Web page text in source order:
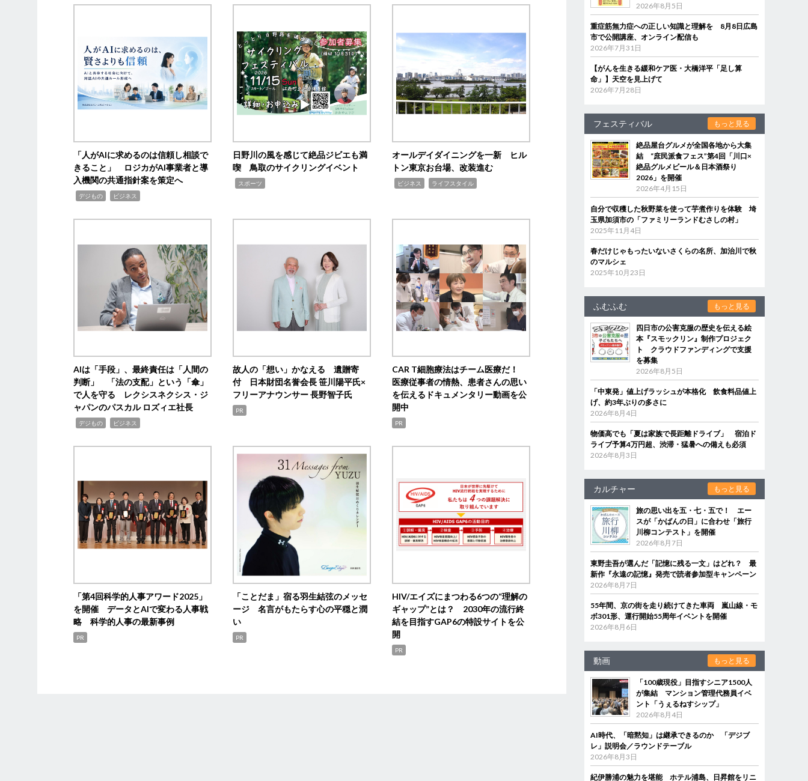
「人がAIに求めるのは信頼し相談で
きること」 ロジカがAI事業者と導
入機関の共通指針案を策定へ
デジもの ビジネス
日野川の風を感じて絶品ジビエも満
喫 鳥取のサイクリングイベント
スポーツ
オールデイダイニングを一新 ヒル
トン東京お台場、改装進む
ビジネス ライフスタイル
AIは「手段」、最終責任は「人間の
判断」 「法の支配」という「傘」
で人を守る レクシスネクシス・ジ
ャパンのパスカル ロズィエ社長
デジもの ビジネス
故人の「想い」かなえる 遺贈寄
付 日本財団名誉会長 笹川陽平氏×
フリーアナウンサー 長野智子氏
PR
CAR T細胞療法はチーム医療だ！
医療従事者の情熱、患者さんの思い
を伝えるドキュメンタリー動画を公
開中
PR
「第4回科学的人事アワード2025」
を開催 データとAIで変わる人事戦
略 科学的人事の最新事例
PR
「ことだま」宿る羽生結弦のメッセ
ージ 名言がもたらす心の平穏と潤
い
PR
HIV/エイズにまつわる6つの“理解の
ギャップ”とは？ 2030年の流行終
結を目指すGAP6の特設サイトを公
開
PR
2026年8月5日
重症筋無力症への正しい知識と理解を 8月8日広島
市で公開講座、オンライン配信も
2026年7月31日
【がんを生きる緩和ケア医・大橋洋平「足し算
命」】天空を見上げて
2026年7月28日
フェスティバル もっと見る
絶品屋台グルメが全国各地から大集
結 “庶民派食フェス”第4回「川口×
絶品グルメビール＆日本酒祭り
2026」を開催
2026年4月15日
自分で収穫した秋野菜を使って芋煮作りを体験 埼
玉県加須市の「ファミリーランドむさしの村」
2025年11月4日
春だけじゃもったいないさくらの名所、加治川で秋
のマルシェ
2025年10月23日
ふむふむ もっと見る
四日市の公害克服の歴史を伝える絵
本『スモックリン』制作プロジェク
ト クラウドファンディングで支援
を募集
2026年8月5日
「中東発」値上げラッシュが本格化 飲食料品値上
げ、約3年ぶりの多さに
2026年8月4日
物価高でも「夏は家族で長距離ドライブ」 宿泊ド
ライブ予算4万円超、渋滞・猛暑への備えも必須
2026年8月3日
カルチャー もっと見る
旅の思い出を五・七・五で！ エー
スが「かばんの日」に合わせ「旅行
川柳コンテスト」を開催
2026年8月7日
東野圭吾が選んだ「記憶に残る一文」はどれ？ 最
新作『永遠の記憶』発売で読者参加型キャンペーン
2026年8月7日
55年間、京の街を走り続けてきた車両 嵐山線・モ
ボ301形、運行開始55周年イベントを開催
2026年8月6日
動画 もっと見る
「100歳現役」目指すシニア1500人
が集結 マンション管理代務員イベ
ント「うぇるねすシップ」
2026年8月4日
AI時代、「暗黙知」は継承できるのか 「デジブ
レ」説明会／ラウンドテーブル
2026年8月3日
紀伊勝浦の魅力を堪能 ホテル浦島、日昇館をリニ